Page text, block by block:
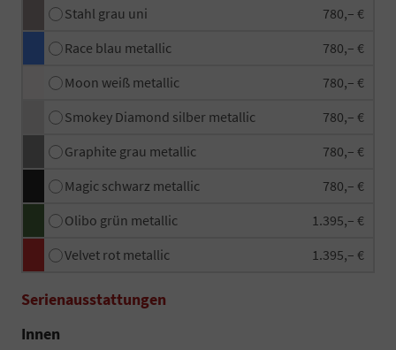
Stahl grau uni
780,– €
Race blau metallic
780,– €
Moon weiß metallic
780,– €
Smokey Diamond silber metallic
780,– €
Graphite grau metallic
780,– €
Magic schwarz metallic
780,– €
Olibo grün metallic
1.395,– €
Velvet rot metallic
1.395,– €
Serienausstattungen
Innen